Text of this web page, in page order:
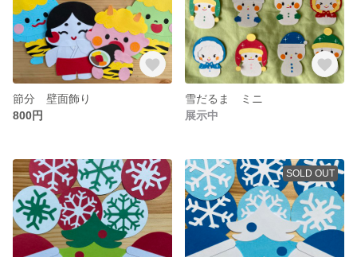
節分 壁面飾り
800円
雪だるま ミニ
展示中
SOLD OUT